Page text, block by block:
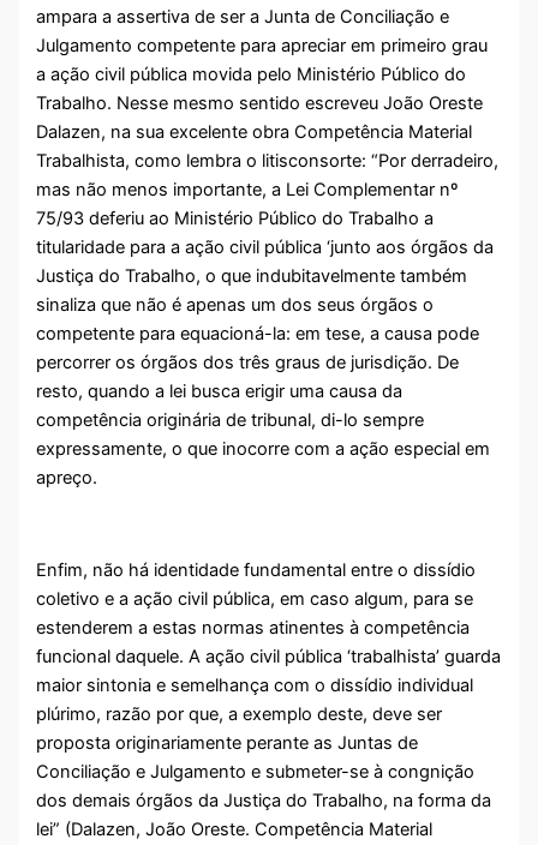
ampara a assertiva de ser a Junta de Conciliação e
Julgamento competente para apreciar em primeiro grau
a ação civil pública movida pelo Ministério Público do
Trabalho. Nesse mesmo sentido escreveu João Oreste
Dalazen, na sua excelente obra Competência Material
Trabalhista, como lembra o litisconsorte: “Por derradeiro,
mas não menos importante, a Lei Complementar nº
75/93 deferiu ao Ministério Público do Trabalho a
titularidade para a ação civil pública ‘junto aos órgãos da
Justiça do Trabalho, o que indubitavelmente também
sinaliza que não é apenas um dos seus órgãos o
competente para equacioná-la: em tese, a causa pode
percorrer os órgãos dos três graus de jurisdição. De
resto, quando a lei busca erigir uma causa da
competência originária de tribunal, di-lo sempre
expressamente, o que inocorre com a ação especial em
apreço.
Enfim, não há identidade fundamental entre o dissídio
coletivo e a ação civil pública, em caso algum, para se
estenderem a estas normas atinentes à competência
funcional daquele. A ação civil pública ‘trabalhista’ guarda
maior sintonia e semelhança com o dissídio individual
plúrimo, razão por que, a exemplo deste, deve ser
proposta originariamente perante as Juntas de
Conciliação e Julgamento e submeter-se à congnição
dos demais órgãos da Justiça do Trabalho, na forma da
lei” (Dalazen, João Oreste. Competência Material